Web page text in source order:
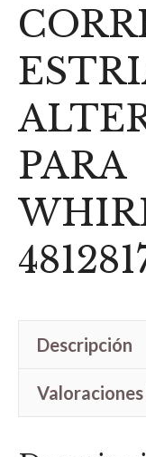
PARA
Descripción
Valoraciones